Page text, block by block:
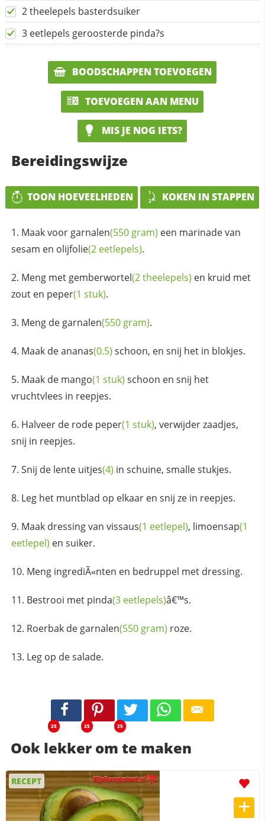
2 theelepels basterdsuiker
3 eetlepels geroosterde pinda?s
BOODSCHAPPEN TOEVOEGEN
TOEVOEGEN AAN MENU
MIS JE NOG IETS?
Bereidingswijze
TOON HOEVEELHEDEN KOKEN IN STAPPEN
Maak voor garnalen(550 gram) een marinade van
sesam en olijfolie(2 eetlepels).
Meng met gemberwortel(2 theelepels) en kruid met
zout en peper(1 stuk).
Meng de garnalen(550 gram).
Maak deananas(0.5) schoon, en snij het in blokjes.
Maak de mango(1 stuk) schoon en snij het
vruchtvlees in reepjes.
Halveer de rode peper(1 stuk), verwijder zaadjes,
snij in reepjes.
Snij de lente uitjes(4) in schuine, smalle stukjes.
Leg het muntblad op elkaar en snij ze in reepjes.
Maak dressing van vissaus(1 eetlepel), limoensap(1
eetlepel) en suiker.
Meng ingrediÃ«nten en bedruppel met dressing.
Bestrooi met pinda(3 eetlepels)â€™s.
Roerbak de garnalen(550 gram) roze.
Leg op de salade.
25 25 25
Ook lekker om te maken
RECEPT